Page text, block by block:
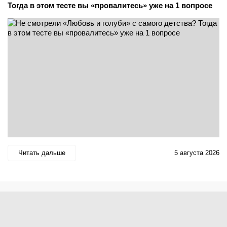
Тогда в этом тесте вы «провалитесь» уже на 1 вопросе
Читать дальше 5 августа 2026